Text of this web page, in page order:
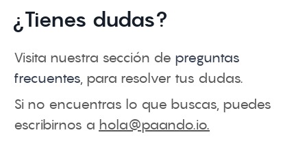
¿Tienes dudas?
Visita nuestra sección de preguntas
frecuentes , para resolver tus dudas.
Si no encuentras lo que buscas, puedes
escribirnos a hola@paando.io.